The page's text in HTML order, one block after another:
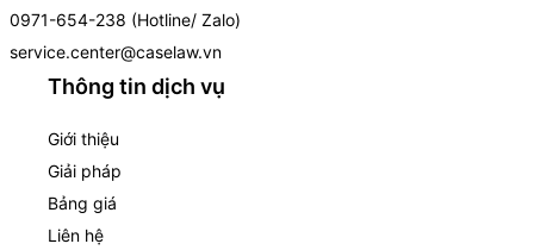
0971-654-238 (Hotline/ Zalo)
service.center@caselaw.vn
Thông tin dịch vụ
Giới thiệu
Giải pháp
Bảng giá
Liên hệ